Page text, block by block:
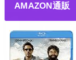
AMAZON通販